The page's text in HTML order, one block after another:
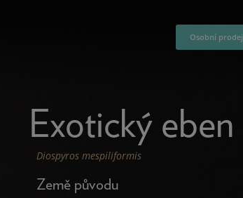
Osobní prodej
Exotický eben
Diospyros mespiliformis
Země původu